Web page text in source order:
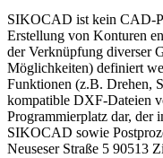
SIKOCAD ist kein CAD-
Erstellung von Konturen
der Verknüpfung diverser
Möglichkeiten) definiert
Funktionen (z.B. Drehen,
kompatible DXF-Dateien
Programmierplatz dar,
SIKOCAD sowie
Neuseser Straße 5 90513